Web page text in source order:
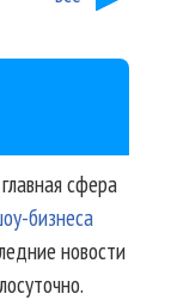
сфера
бизнеса
новости